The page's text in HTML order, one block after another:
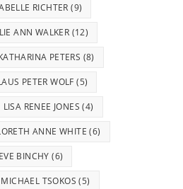
RICHTER (9)
ANN WALKER (12)
PETERS (8)
PETER WOLF (5)
LISA RENEE JONES (4)
ANNE WHITE (6)
BINCHY (6)
MICHAEL TSOKOS (5)